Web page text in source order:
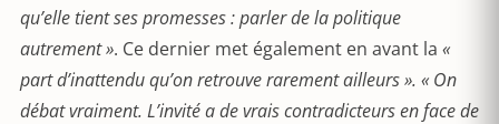
qu’elle tient ses promesses : parler de la politique
autrement ». Ce dernier met également en avant la «
part d’inattendu qu’on retrouve rarement ailleurs ». « On
débat vraiment. L’invité a de vrais contradicteurs en face de